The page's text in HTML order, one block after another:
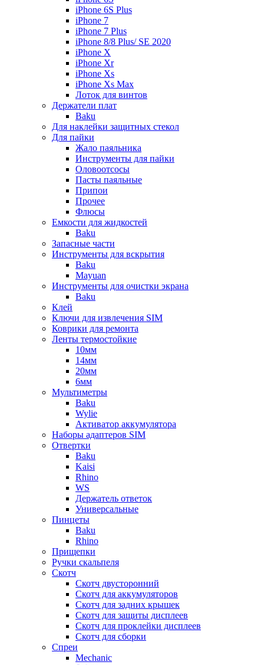
iPhone 6S Plus
iPhone 7
iPhone 7 Plus
iPhone 8/8 Plus/ SE 2020
iPhone X
iPhone Xr
iPhone Xs
iPhone Xs Max
Лоток для винтов
Держатели плат
Baku
Для наклейки защитных стекол
Для пайки
Жало паяльника
Инструменты для пайки
Оловоотсосы
Пасты паяльные
Припои
Прочее
Флюсы
Емкости для жидкостей
Baku
Запасные части
Инструменты для вскрытия
Baku
Mayuan
Инструменты для очистки экрана
Baku
Клей
Ключи для извлечения SIM
Коврики для ремонта
Ленты термостойкие
10мм
14мм
20мм
6мм
Мультиметры
Baku
Wylie
Активатор аккумулятора
Наборы адаптеров SIM
Отвертки
Baku
Kaisi
Rhino
WS
Держатель ответок
Универсальные
Пинцеты
Baku
Rhino
Прищепки
Ручки скальпеля
Скотч
Скотч двусторонний
Скотч для аккумуляторов
Скотч для задних крышек
Скотч для защиты дисплеев
Скотч для проклейки дисплеев
Скотч для сборки
Спреи
Mechanic